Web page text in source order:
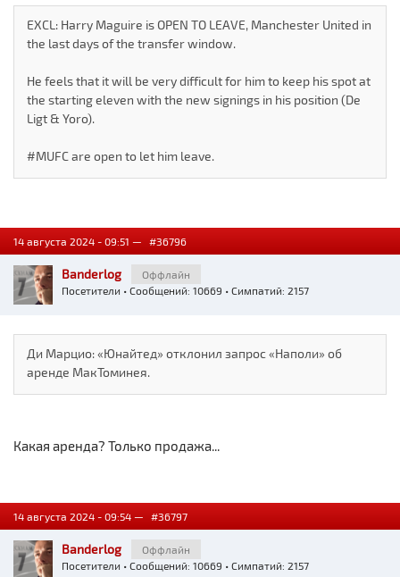
EXCL: Harry Maguire is OPEN TO LEAVE, Manchester United in
the last days of the transfer window.
He feels that it will be very difficult for him to keep his spot at
the starting eleven with the new signings in his position (De
Ligt & Yoro).
#MUFC are open to let him leave.
14 августа 2024 - 09:51 — #36796
Banderlog
Оффлайн
Посетители • Сообщений: 10669 • Симпатий: 2157
Ди Марцио: «Юнайтед» отклонил запрос «Наполи» об
аренде МакТоминея.
Какая аренда? Только продажа...
14 августа 2024 - 09:54 — #36797
Banderlog
Оффлайн
Посетители • Сообщений: 10669 • Симпатий: 2157